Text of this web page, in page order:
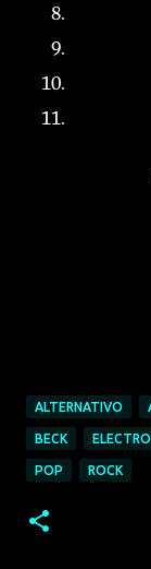
ALTERNATIVO
BECK
POP ROCK